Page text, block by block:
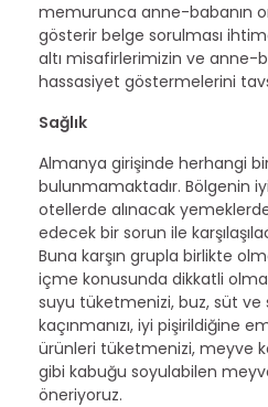
memurunca anne-babanın
gösterir belge sorulması
altı misafirlerimizin ve anne-
hassasiyet göstermelerini
Sağlık
Almanya girişinde herhangi
bulunmamaktadır. Bölgenin
otellerde alınacak yemeklerde,
edecek bir sorun ile
Buna karşın grupla birlikte
içme konusunda dikkatli
suyu tüketmenizi, buz, süt ve
kaçınmanızı, iyi pişirildiğine
ürünleri tüketmenizi, meyve
gibi kabuğu soyulabilen
öneriyoruz.